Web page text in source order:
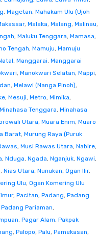
, Magetan, Mahakam Ulu (Ujoh
, Malaka, Malang, Malinau,
, Maluku Tenggara, Mamasa,
Tengah, Mamuju, Mamuju
, Manggarai, Manggarai
, Manokwari Selatan, Mappi,
, Melawi (Nanga Pinoh),
, Mesuji, Metro, Mimika,
Minahasa Tenggara, Minahasa
Utara, Muara Enim, Muaro
Barat, Murung Raya (Puruk
, Musi Rawas Utara, Nabire,
, Nduga, Ngada, Nganjuk, Ngawi,
, Nias Utara, Nunukan, Ogan Ilir,
Ulu, Ogan Komering Ulu
, Pacitan, Padang, Padang
Padang Pariaman,
, Pagar Alam, Pakpak
, Palopo, Palu, Pamekasan,